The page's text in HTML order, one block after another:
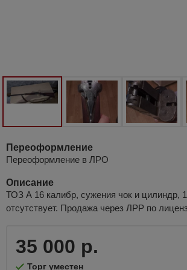
Переоформление
Переоформление в ЛРО
Описание
ТОЗ А 16 калибр, сужения чок и цилиндр,
отсутствует. Продажа через ЛРР по
35 000 р.
Торг уместен